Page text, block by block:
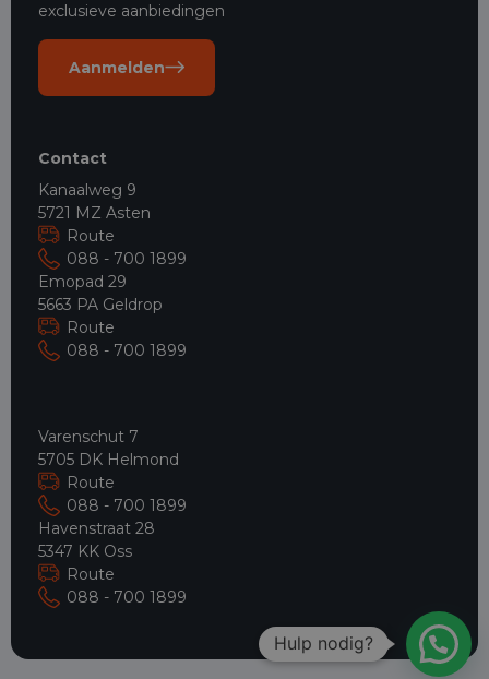
exclusieve aanbiedingen
Aanmelden
Contact
Kanaalweg 9
5721 MZ Asten
Route
088 - 700 1899
Emopad 29
5663 PA Geldrop
Route
088 - 700 1899
Varenschut 7
5705 DK Helmond
Route
088 - 700 1899
Havenstraat 28
5347 KK Oss
Route
088 - 700 1899
Hulp nodig?